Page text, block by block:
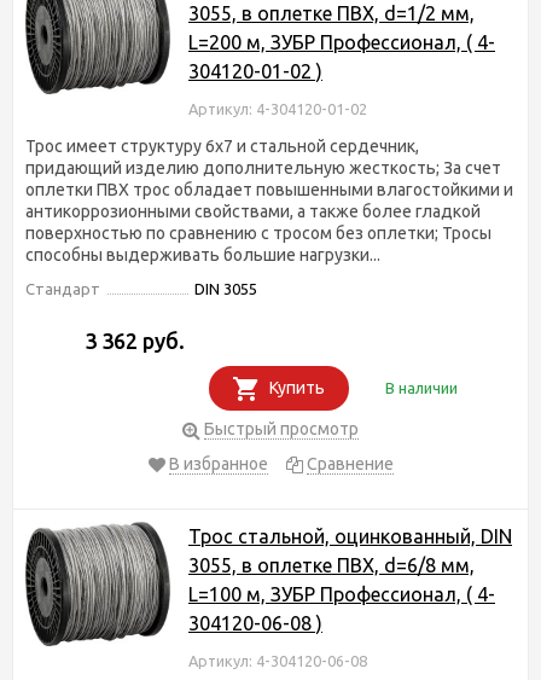
3055, в оплетке ПВХ, d=1/2 мм,
L=200 м, ЗУБР Профессионал, ( 4-
304120-01-02 )
Артикул: 4-304120-01-02
Трос имеет структуру 6х7 и стальной сердечник,
придающий изделию дополнительную жесткость; За счет
оплетки ПВХ трос обладает повышенными влагостойкими и
антикоррозионными свойствами, а также более гладкой
поверхностью по сравнению с тросом без оплетки; Тросы
способны выдерживать большие нагрузки...
Стандарт DIN 3055
3 362 руб.
Купить В наличии
Быстрый просмотр
В избранное
Сравнение
Трос стальной, оцинкованный, DIN
3055, в оплетке ПВХ, d=6/8 мм,
L=100 м, ЗУБР Профессионал, ( 4-
304120-06-08 )
Артикул: 4-304120-06-08